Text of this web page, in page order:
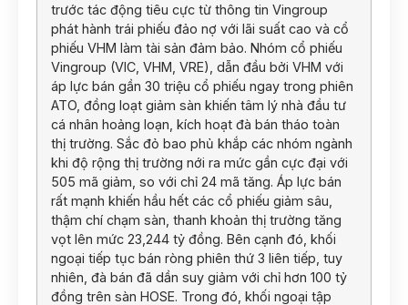
trước tác động tiêu cực từ thông tin Vingroup
phát hành trái phiếu đảo nợ với lãi suất cao và cổ
phiếu VHM làm tài sản đảm bảo. Nhóm cổ phiếu
Vingroup (VIC, VHM, VRE), dẫn đầu bởi VHM với
áp lực bán gần 30 triệu cổ phiếu ngay trong phiên
ATO, đồng loạt giảm sàn khiến tâm lý nhà đầu tư
cá nhân hoảng loạn, kích hoạt đà bán tháo toàn
thị trường. Sắc đỏ bao phủ khắp các nhóm ngành
khi độ rộng thị trường nới ra mức gần cực đại với
505 mã giảm, so với chỉ 24 mã tăng. Áp lực bán
rất mạnh khiến hầu hết các cổ phiếu giảm sâu,
thậm chí chạm sàn, thanh khoản thị trường tăng
vọt lên mức 23,244 tỷ đồng. Bên cạnh đó, khối
ngoại tiếp tục bán ròng phiên thứ 3 liên tiếp, tuy
nhiên, đà bán đã dần suy giảm với chỉ hơn 100 tỷ
đồng trên sàn HOSE. Trong đó, khối ngoại tập